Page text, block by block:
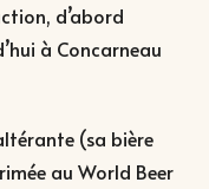
d’abord
à Concarneau
(sa bière
au World Beer